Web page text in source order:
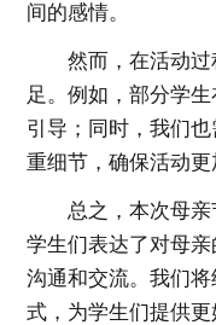
间的感情。
然而，在活动过
足。例如，部分学
引导；同时，我们
重细节，确保活动更
总之，本次母亲
学生们表达了对母
沟通和交流。我们
式，为学生们提供更